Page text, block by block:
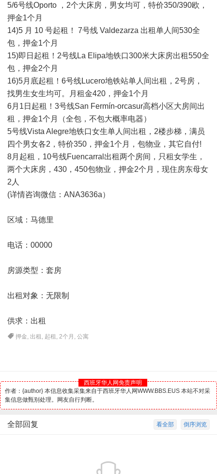
5/6号线Oporto ，2个大床房，男女均可，特价350/390欧，
押金1个月
14)5 月 10 号起租！ 7号线 Valdezarza 出租单人间530全
包，押金1个月
15)即日起租！2号线La Elipa地铁口300米大床房出租550全
包，押金2个月
16)5月底起租！6号线Lucero地铁站单人间出租，2号房，
找男生女生均可。月租金420，押金1个月
6月1日起租！3号线San Fermín-orcasur高档小区大房间出
租，押金1个月（全包，不包大概率电器）
5号线Vista Alegre地铁口女生单人间出租，2楼步梯，满员
四个男女各2，特价350，押金1个月，包物业，其它自付!
8月起租，10号线Fuencarral出租两个房间，只租女学生，
两个大床房，430，450包物业，押金2个月，现住房东母女
2人
(详情咨询微信：ANA3636a）
区域： 马德里
电话：00000
房源类型：套房
出租对象：无限制
供求：出租
押金, 出租 , 起租 ,2个月 ,公寓
西班牙华人网免责声明
作者：{author} 本信息收集采集来自于西班牙华人网WWW.BBS.EUS 本站不对采
集信息做甄别处理。网友自行判断。
倒序浏览
看全部
全部回复